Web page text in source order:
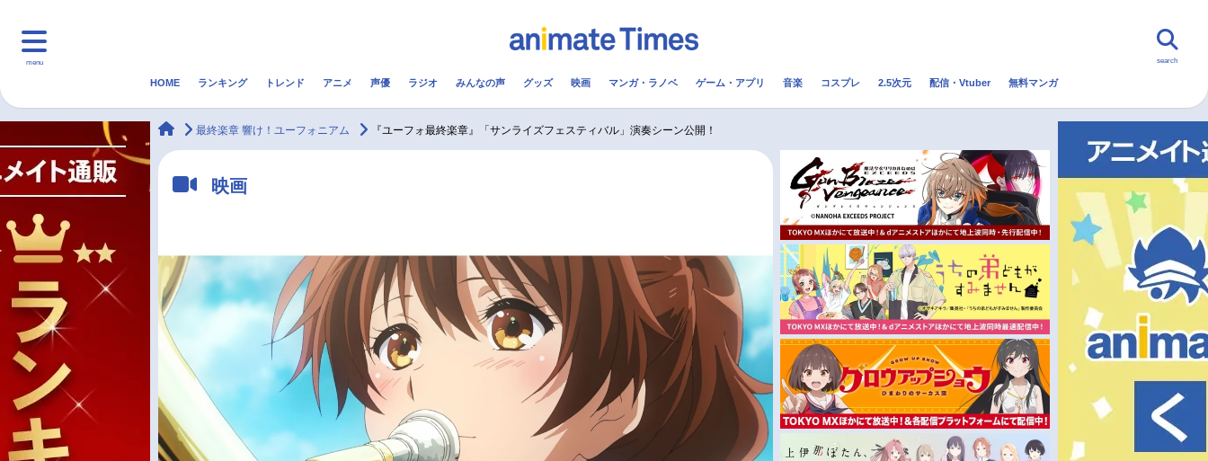
menu
マンガ・ラノベ ゲーム・アプリ 配信・Vtuber トレンド 無料マンガ
アニメ記事一覧
声優記事一覧
実写化映画一覧
男性声優/女性声優一覧
今期アニメ曜日別一覧
春アニメ
夏アニメ
秋アニメ
冬アニメ
FOLLOW US
search
HOME ランキング トレンド アニメ 声優 ラジオ みんなの声 グッズ 映画 マンガ・ラノベ ゲーム・アプリ 音楽 コスプレ 2.5次元 配信・Vtuber 無料マンガ
animateTimes
最終楽章 響け！ユーフォニアム 『ユーフォ最終楽章』「サンライズフェスティバル」演奏シーン公開！
映画